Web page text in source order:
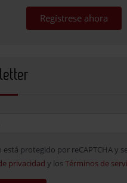
Regístrese ahora
está protegido por reCAPTCHA y
privacidad y los Términos de